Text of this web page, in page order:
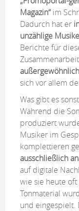
Magazin“im
Dadurch hat er
unzählige
Berichte für
sich vor allem
Was gibt es
Während die
produziert
Musiker im
komplettieren
ausschließlich
auf digitale
wie sie heute oft
Tonmaterial
und eingespielt.